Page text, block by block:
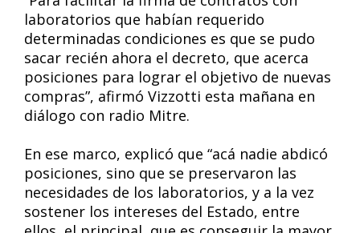
laboratorios que habían requerido
determinadas condiciones es que se pudo
sacar recién ahora el decreto, que acerca
posiciones para lograr el objetivo de nuevas
compras”, afirmó Vizzotti esta mañana en
diálogo con radio Mitre.
En ese marco, explicó que “acá nadie abdicó
posiciones, sino que se preservaron las
necesidades de los laboratorios, y a la vez
sostener los intereses del Estado, entre